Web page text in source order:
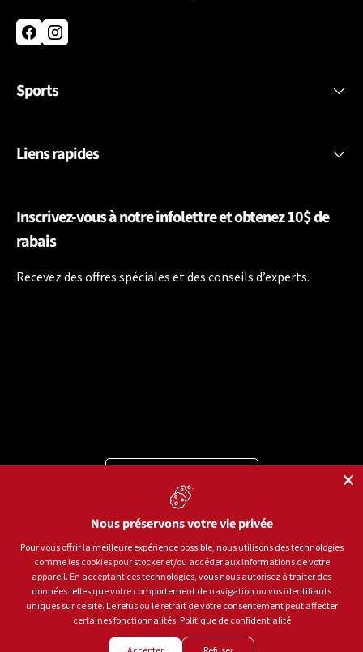
FacebookInstagram
Sports
Liens rapides
Inscrivez-vous à notre infolettre et obtenez 10$ de
rabais
Recevez des offres spéciales et des conseils d’experts.
Moyens de paiement acceptés
Langue
© 2026Sports aux Puces Rive-Sud.Tous droits réservés.
Politique de confidentialitéConditions d'utilisation
Gestion des témoins
Nous préservons votre vie privée
Pour vous offrir la meilleure expérience possible, nous utilisons des technologies
comme les cookies pour stocker et/ou accéder aux informations de votre
appareil. En acceptant ces technologies, vous nous autorisez à traiter des
données telles que votre comportement de navigation ou vos identifiants
uniques sur ce site. Le refus ou le retrait de votre consentement peut affecter
certaines fonctionnalités. Politique de confidentialité